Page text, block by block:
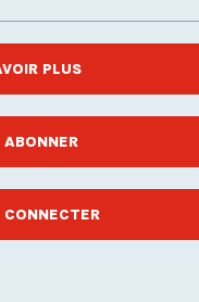
PLUS
ABONNER
CONNECTER